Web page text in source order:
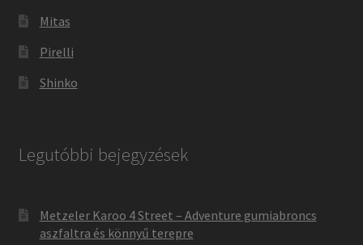
Mitas
Pirelli
Shinko
Legutóbbi bejegyzések
Metzeler Karoo 4 Street – Adventure gumiabroncs
aszfaltra és könnyű terepre